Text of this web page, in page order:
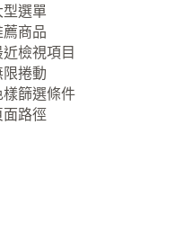
型選單
薦商品
近檢視項目
限捲動
樣篩選條件
面路徑